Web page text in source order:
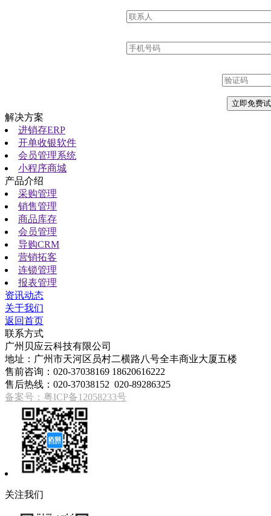
解决方案
进销存ERP
开单收银软件
会员管理系统
小程序商城
产品介绍
采购管理
销售管理
商品库存
会员管理
导购CRM
营销拓客
连锁管理
报表管理
资讯动态
关于我们
返回首页
联系方式
广州贝应云科技有限公司
地址：广州市天河区员村二横路八号全丰商业大厦五楼
售前咨询：020-37038169 18620616222
售后热线：020-37038152 020-89286325
备案号：粤ICP备12058233号
关注我们